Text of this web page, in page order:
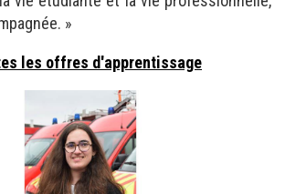
»
les offres d'apprentissage